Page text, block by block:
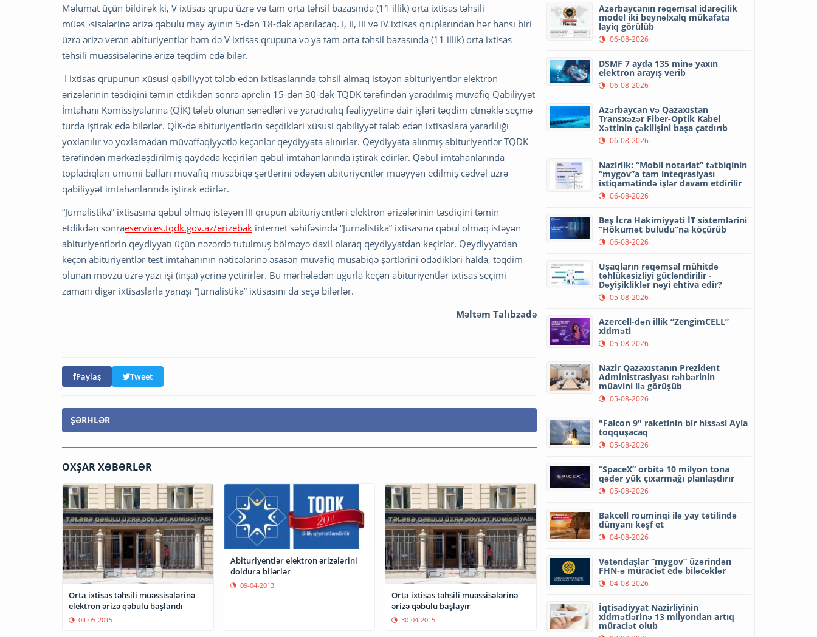
Məlumat üçün bildirək ki, V ixtisas qrupu üzrə və tam orta təhsil bazasında (11 illik) orta ixtisas təhsili
müəs¬sisələrinə ərizə qəbulu may ayının 5-dən 18-dək aparılacaq. I, II, III və IV ixtisas qruplarından hər hansı biri
üzrə ərizə verən abituriyentlər həm də V ixtisas qrupuna və ya tam orta təhsil bazasında (11 illik) orta ixtisas
təhsili müəssisələrinə ərizə təqdim edə bilər.
I ixtisas qrupunun xüsusi qabiliyyət tələb edən ixtisaslarında təhsil almaq istəyən abituriyentlər elektron
ərizələrinin təsdiqini təmin etdikdən sonra aprelin 15-dən 30-dək TQDK tərəfindən yaradılmış müvafiq Qabiliyyət
İmtahanı Komissiyalarına (QİK) tələb olunan sənədləri və yaradıcılıq fəaliyyətinə dair işləri təqdim etməklə seçmə
turda iştirak edə bilərlər. QİK-də abituriyentlərin seçdikləri xüsusi qabiliyyət tələb edən ixtisaslara yararlılığı
yoxlanılır və yoxlamadan müvəffəqiyyətlə keçənlər qeydiyyata alınırlar. Qeydiyyata alınmış abituriyentlər TQDK
tərəfindən mərkəzləşdirilmiş qaydada keçirilən qəbul imtahanlarında iştirak edirlər. Qəbul imtahanlarında
topladıqları ümumi balları müvafiq müsabiqə şərtlərini ödəyən abituriyentlər müəyyən edilmiş cədvəl üzrə
qabiliyyət imtahanlarında iştirak edirlər.
“Jurnalistika” ixtisasına qəbul olmaq istəyən III qrupun abituriyentləri elektron ərizələrinin təsdiqini təmin
etdikdən sonraeservices.tqdk.gov.az/erizebak internet səhifəsində “Jurnalistika” ixtisasına qəbul olmaq istəyən
abituriyentlərin qeydiyyatı üçün nəzərdə tutulmuş bölməyə daxil olaraq qeydiyyatdan keçirlər. Qeydiyyatdan
keçən abituriyentlər test imtahanının nəticələrinə əsasən müvafiq müsabiqə şərtlərini ödədikləri halda, təqdim
olunan mövzu üzrə yazı işi (inşa) yerinə yetirirlər. Bu mərhələdən uğurla keçən abituriyentlər ixtisas seçimi
zamanı digər ixtisaslarla yanaşı “Jurnalistika” ixtisasını da seçə bilərlər.
Məltəm Talıbzadə
Paylaş Tweet
ŞƏRHLƏR
OXŞAR XƏBƏRLƏR
Orta ixtisas təhsili müəssisələrinə
elektron ərizə qəbulu başlandı
04-05-2015
Abituriyentlər elektron ərizələrini
doldura bilərlər
09-04-2013
Orta ixtisas təhsili müəssisələrinə
ərizə qəbulu başlayır
30-04-2015
Azərbaycanın rəqəmsal idarəçilik
model iki beynəlxalq mükafata
layiq görülüb
06-08-2026
DSMF 7 ayda 135 minə yaxın
elektron arayış verib
06-08-2026
Azərbaycan və Qazaxıstan
Transxəzər Fiber-Optik Kabel
Xəttinin çəkilişini başa çatdırıb
06-08-2026
Nazirlik: “Mobil notariat” tətbiqinin
“mygov”a tam inteqrasiyası
istiqamətində işlər davam etdirilir
06-08-2026
Beş İcra Hakimiyyəti İT sistemlərini
“Hökumət buludu”na köçürüb
06-08-2026
Uşaqların rəqəmsal mühitdə
təhlükəsizliyi gücləndirilir -
Dəyişikliklər nəyi ehtiva edir?
05-08-2026
Azercell-dən illik “ZengimCELL”
xidməti
05-08-2026
Nazir Qazaxıstanın Prezident
Administrasiyası rəhbərinin
müavini ilə görüşüb
05-08-2026
"Falcon 9" raketinin bir hissəsi Ayla
toqquşacaq
05-08-2026
“SpaceX” orbitə 10 milyon tona
qədər yük çıxarmağı planlaşdırır
05-08-2026
Bakcell rouminqi ilə yay tətilində
dünyanı kəşf et
04-08-2026
Vətəndaşlar “mygov” üzərindən
FHN-ə müraciət edə biləcəklər
04-08-2026
İqtisadiyyat Nazirliyinin
xidmətlərinə 13 milyondan artıq
müraciət olub